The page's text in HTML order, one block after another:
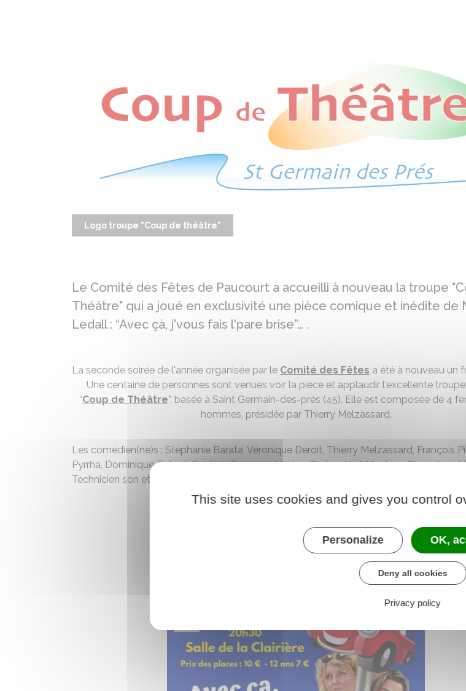
Logo troupe "Coup de théâtre"
Le Comité des Fêtes de Paucourt a accueilli à nouveau la troupe
Théâtre" qui a joué en exclusivité une pièce comique et inédite de
Ledall : “Avec çà, j'vous fais l'pare brise”… .
La seconde soirée de l'année organisée par le Comité des Fêtes a été à nouveau un
Une centaine de personnes sont venues voir la pièce et applaudir l'excellente
“Coup de Théâtre”, basée à Saint Germain-des-prés (45). Elle est composée de 4
hommes, présidée par Thierry Melzassard.
Les comédien(ne)s : Stéphanie Barata, Véronique Deroit, Thierry Melzassard, François
Pyrrha, Dominique Robert, Frédéric Sauvage, Hélène Stefanski et Monique
Technicien son et lumière de la troupe : Jonathan Jasinski
This site uses cookies and gives you control
Personalize OK,
Deny all cookies
Privacy policy